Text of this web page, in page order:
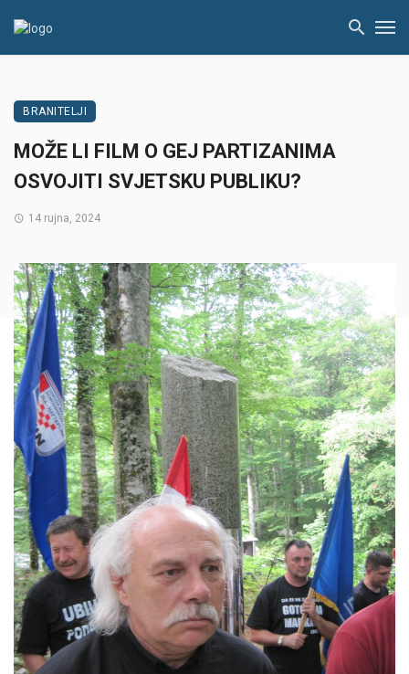
BRANITELJI
MOŽE LI FILM O GEJ PARTIZANIMA
OSVOJITI SVJETSKU PUBLIKU?
14 rujna, 2024